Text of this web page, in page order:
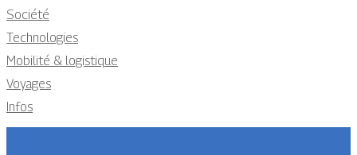
Société
Technologies
Mobilité & logistique
Voyages
Infos